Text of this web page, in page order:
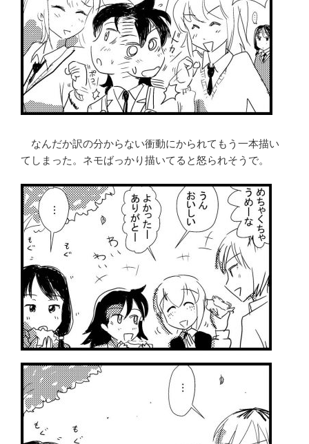
なんだか訳の分からない衝動にかられてもう一本描い
てしまった。ネモばっかり描いてると怒られそうで。